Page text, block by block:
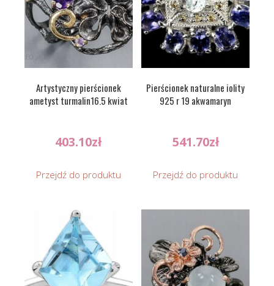
Artystyczny pierścionek
ametyst turmalin16.5 kwiat
403.10zł
Przejdź do produktu
Pierścionek naturalne iolity
925 r 19 akwamaryn
541.70zł
Przejdź do produktu